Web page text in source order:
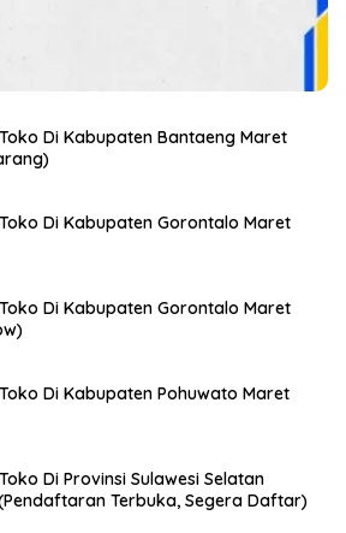
Di Kabupaten Bantaeng Maret
Di Kabupaten Gorontalo Maret
Di Kabupaten Gorontalo Maret
Di Kabupaten Pohuwato Maret
Di Provinsi Sulawesi Selatan
(Pendaftaran Terbuka, Segera Daftar)